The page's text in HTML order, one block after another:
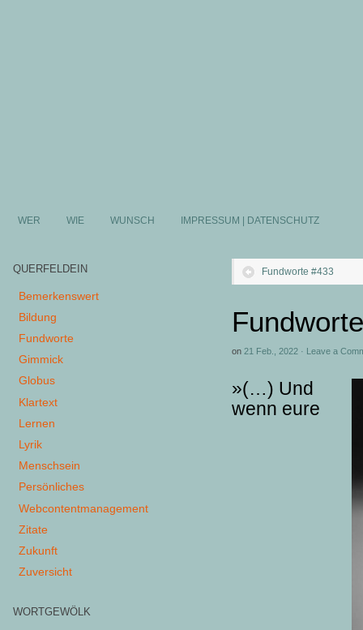
WER WIE WUNSCH IMPRESSUM | DATENSCHUTZ
Fundworte #433
on 21 Feb., 2022 · Leave a
»(…) Und
wenn eure
QUERFELDEIN
Bemerkenswert
Bildung
Fundworte
Gimmick
Globus
Klartext
Lernen
Lyrik
Menschsein
Persönliches
Webcontentmanagement
Zitate
Zukunft
Zuversicht
WORTGEWÖLK